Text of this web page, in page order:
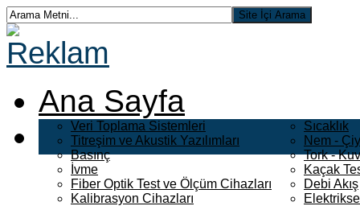
Ana Sayfa
Veri Toplama Sistemleri
Titreşim ve Akustik Yazılımları
Basınç
İvme
Fiber Optik Test ve Ölçüm Cihazları
Kalibrasyon Cihazları
Sıcaklık
Nem -
Tork -
Kaçak
Debi Akış